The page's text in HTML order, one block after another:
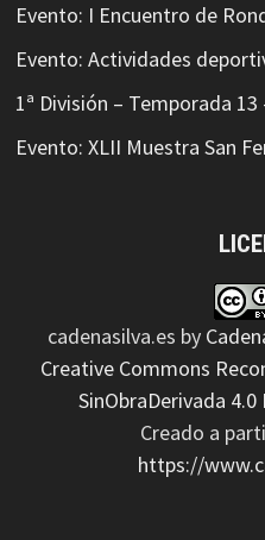
Evento: I Encuentro de
Evento: Actividades
1ª División – Temporada 13
Evento: XLII Muestra San
cadenasilva.es by
Creative Commons
SinObraDerivada
Creado a
https://